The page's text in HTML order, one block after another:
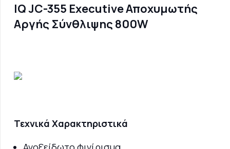
ποσότητα
IQ JC-355 Executive Αποχυμωτής
Αργής Σύνθλιψης 800W
Τεχνικά Χαρακτηριστικά